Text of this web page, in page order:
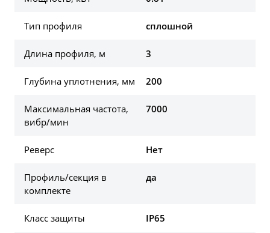
Тип профиля сплошной
Длина профиля, м 3
Глубина уплотнения, мм 200
Максимальная частота,
вибр/мин
7000
Реверс Нет
Профиль/секция в
комплекте
да
Класс защиты IP65